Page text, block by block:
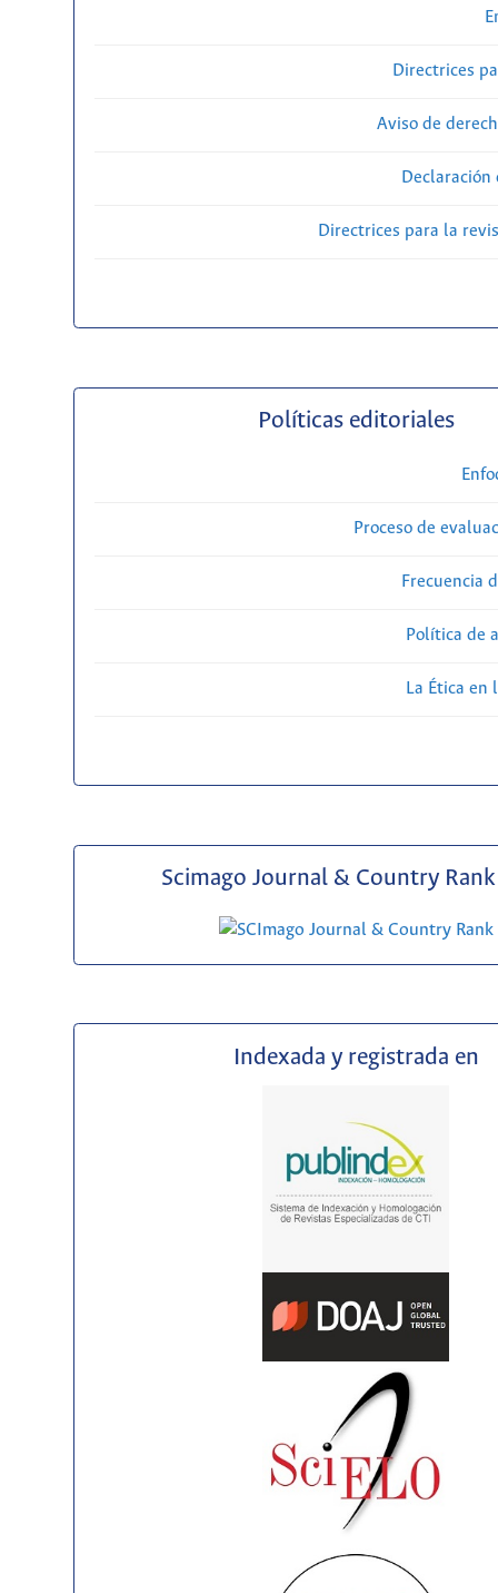
Directrices
Aviso de
Declaración
Directrices para la
Políticas editoriales
Proceso de
Frecuencia
Política de
La Ética en
Scimago Journal & Country Rank
Indexada y registrada en